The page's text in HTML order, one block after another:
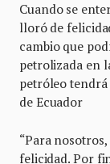
Cuando se
lloró de
cambio que
petrolizada en
petróleo
de Ecuador
“Para
felicidad. Por